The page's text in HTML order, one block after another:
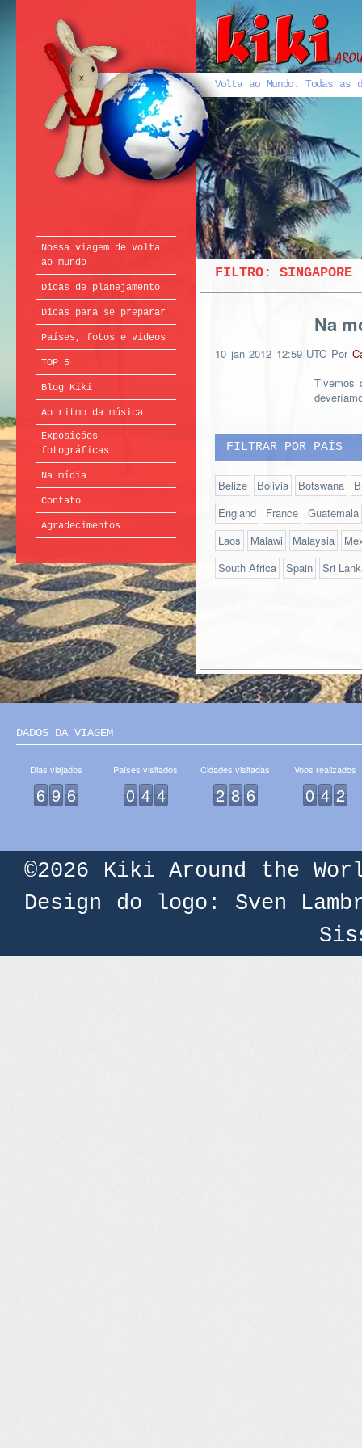
Volta ao Mundo. Todas
Français
Nossa viagem de volta
ao mundo
Dicas de planejamento
Dicas para se preparar
Países, fotos e vídeos
TOP 5
Blog Kiki
Ao ritmo da música
Exposições
fotográficas
Na mídia
Contato
Agradecimentos
FILTRO: SINGAPORE
Na
10 jan 2012 12:59 UTC Por
Tivemos
FILTRAR POR PAÍS
Belize Bolivia Botswana
England
France
Guatemala
Laos
Malawi Malaysia
South Africa
Spain Sri
DADOS DA VIAGEM
Dias viajados
6 9 6
Países visitados
0 4 4
Cidades visitadas
2 8 6
Voos realizados
0 4 2
©2026 Kiki Around the
Design do logo: Sven